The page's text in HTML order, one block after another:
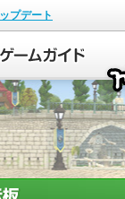
プデート